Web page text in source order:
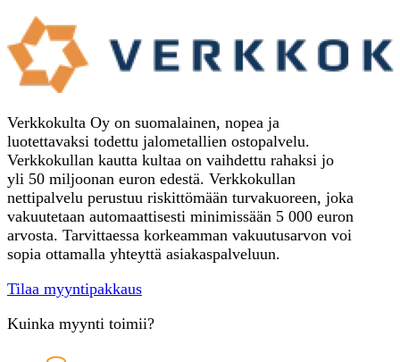
Verkkokulta Oy on suomalainen, nopea ja
luotettavaksi todettu jalometallien ostopalvelu.
Verkkokullan kautta kultaa on vaihdettu rahaksi jo
yli 50 miljoonan euron edestä. Verkkokullan
nettipalvelu perustuu riskittömään turvakuoreen, joka
vakuutetaan automaattisesti minimissään 5 000 euron
arvosta. Tarvittaessa korkeamman vakuutusarvon voi
sopia ottamalla yhteyttä asiakaspalveluun.
Tilaa myyntipakkaus
Kuinka myynti toimii?